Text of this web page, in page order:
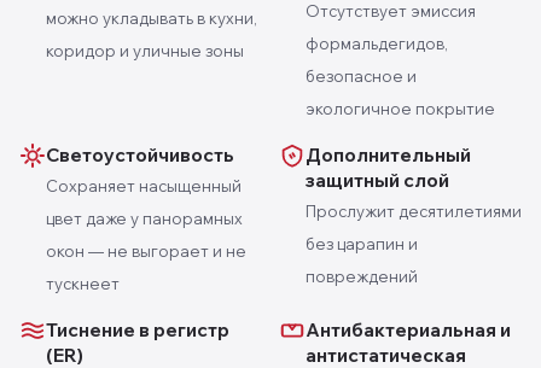
можно укладывать в кухни,
коридор и уличные зоны
Отсутствует эмиссия
формальдегидов,
безопасное и
экологичное покрытие
Светоустойчивость
Сохраняет насыщенный
цвет даже у панорамных
окон — не выгорает и не
тускнеет
Дополнительный
защитный слой
Прослужит десятилетиями
без царапин и
повреждений
Тиснение в регистр
(ER)
Антибактериальная и
антистатическая